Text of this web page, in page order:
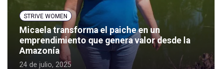
STRIVE WOMEN
Micaela transforma el paiche en un
emprendimiento que genera valor desde la
Amazonía
24 de julio, 2025